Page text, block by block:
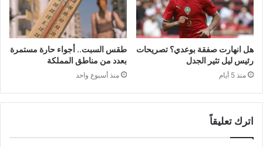
هل انهارت صفقة بوعدي؟ تصريحات
رئيس ليل تثير الجدل
منذ 5 أيام
طقس السبت.. أجواء حارة مستمرة
بعدد من مناطق المملكة
منذ أسبوع واحد
اترك تعليقاً